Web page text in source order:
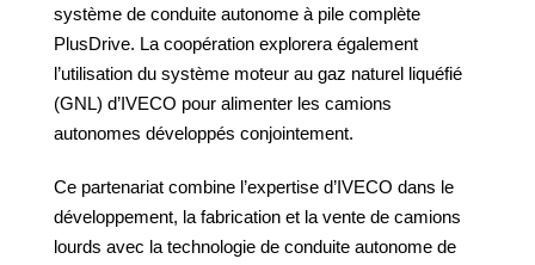
système de conduite autonome à pile complète
PlusDrive. La coopération explorera également
l’utilisation du système moteur au gaz naturel liquéfié
(GNL) d’IVECO pour alimenter les camions
autonomes développés conjointement.
Ce partenariat combine l’expertise d’IVECO dans le
développement, la fabrication et la vente de camions
lourds avec la technologie de conduite autonome de